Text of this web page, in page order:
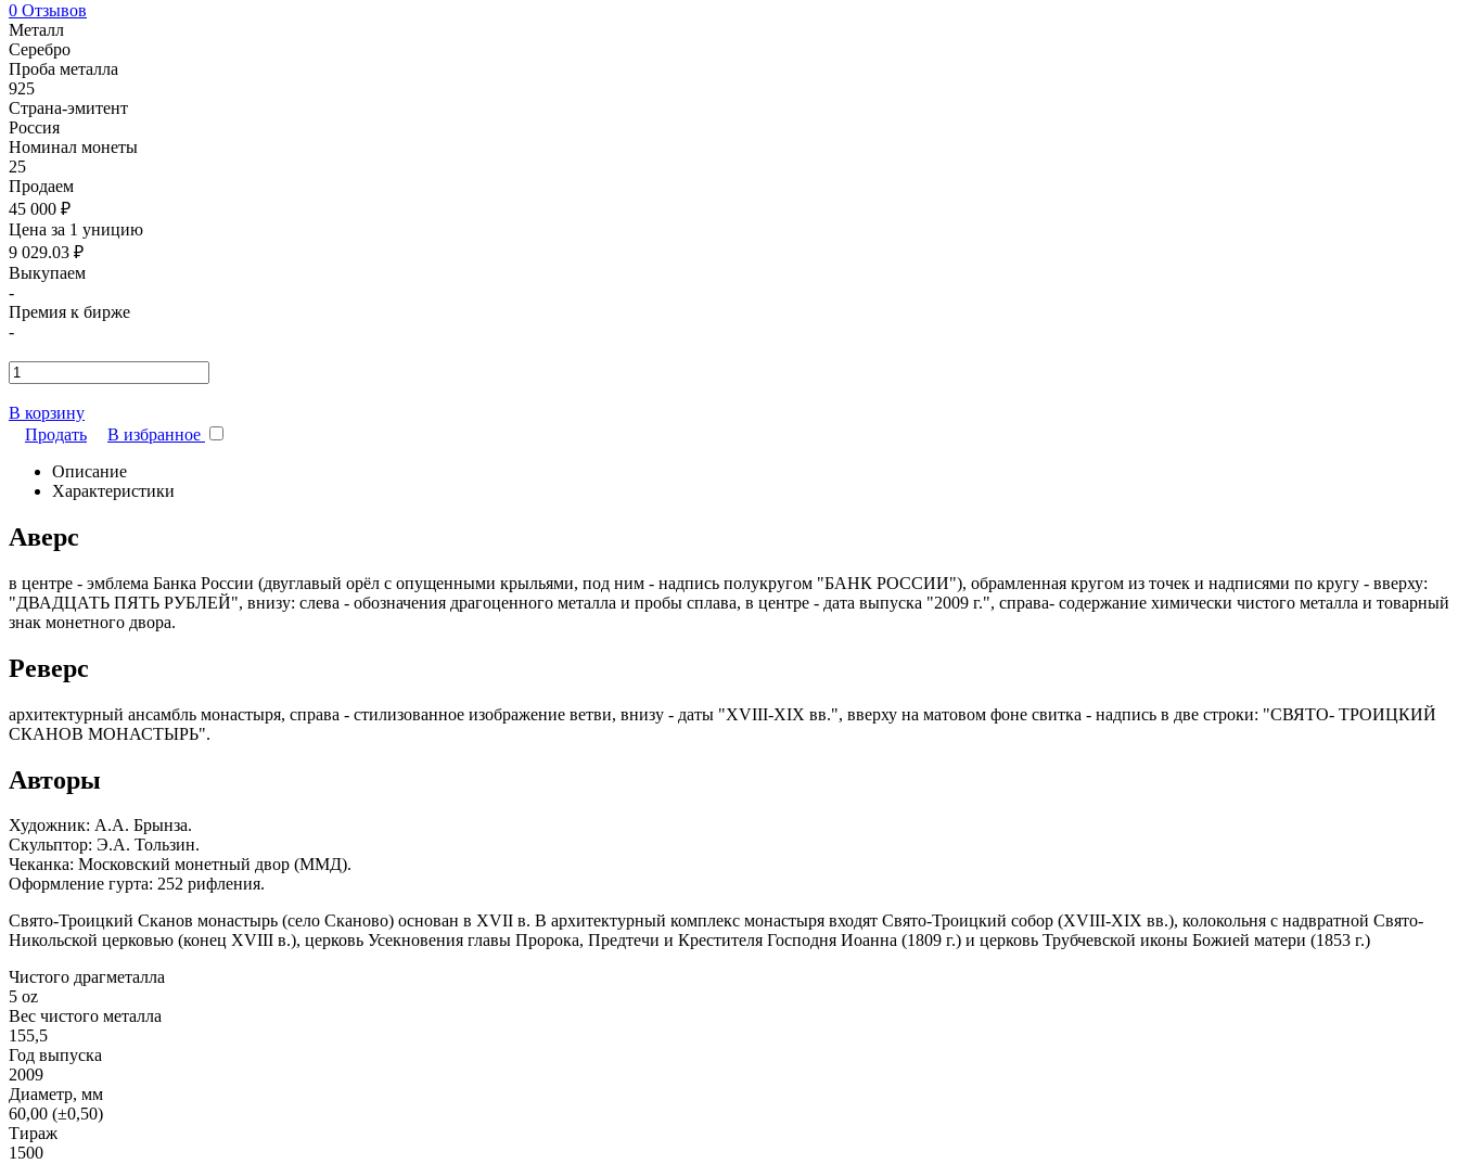
0 Отзывов
Металл
Серебро
Проба металла
925
Страна-эмитент
Россия
Номинал монеты
25
Продаем
45 000 ₽
Цена за 1 уницию
9 029.03 ₽
Выкупаем
-
Премия к бирже
-
В корзину
Продать
В избранное
Описание
Характеристики
Аверс
в центре - эмблема Банка России (двуглавый орёл с опущенными крыльями, под ним - надпись полукругом "БАНК РОССИИ"), обрамленная кругом из точек и надписями по кругу - вверху:
"ДВАДЦАТЬ ПЯТЬ РУБЛЕЙ", внизу: слева - обозначения драгоценного металла и пробы сплава, в центре - дата выпуска "2009 г.", справа- содержание химически чистого металла и товарный
знак монетного двора.
Реверс
архитектурный ансамбль монастыря, справа - стилизованное изображение ветви, внизу - даты "XVIII-XIX вв.", вверху на матовом фоне свитка - надпись в две строки: "СВЯТО- ТРОИЦКИЙ
СКАНОВ МОНАСТЫРЬ".
Авторы
Художник: А.А. Брынза.
Скульптор: Э.А. Тользин.
Чеканка: Московский монетный двор (ММД).
Оформление гурта: 252 рифления.
Свято-Троицкий Сканов монастырь (село Сканово) основан в XVII в. В архитектурный комплекс монастыря входят Свято-Троицкий собор (XVIII-XIX вв.), колокольня с надвратной Свято-
Никольской церковью (конец XVIII в.), церковь Усекновения главы Пророка, Предтечи и Крестителя Господня Иоанна (1809 г.) и церковь Трубчевской иконы Божией матери (1853 г.)
Чистого драгметалла
5 oz
Вес чистого металла
155,5
Год выпуска
2009
Диаметр, мм
60,00 (±0,50)
Тираж
1500